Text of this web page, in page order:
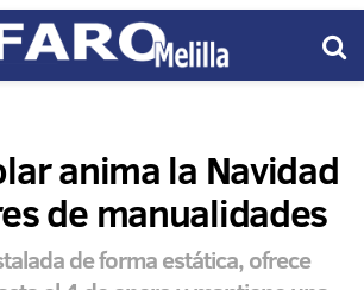
anima la Navidad
de manualidades
de forma estática, ofrece